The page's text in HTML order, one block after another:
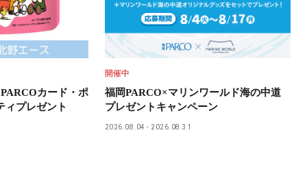
カード・ポ
ィプレゼント
開催中
福岡PARCO×マリンワールド海の中道
プレゼントキャンペーン
2026.08.04 2026.08.31